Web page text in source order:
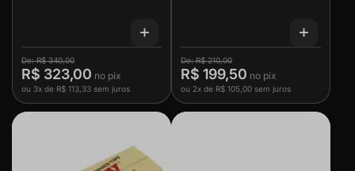
R$ 340,00
R$ 323,00
ou 3x de R$ 113,33 sem juros
R$ 210,00
R$ 199,50
ou 2x de R$ 105,00 sem juros